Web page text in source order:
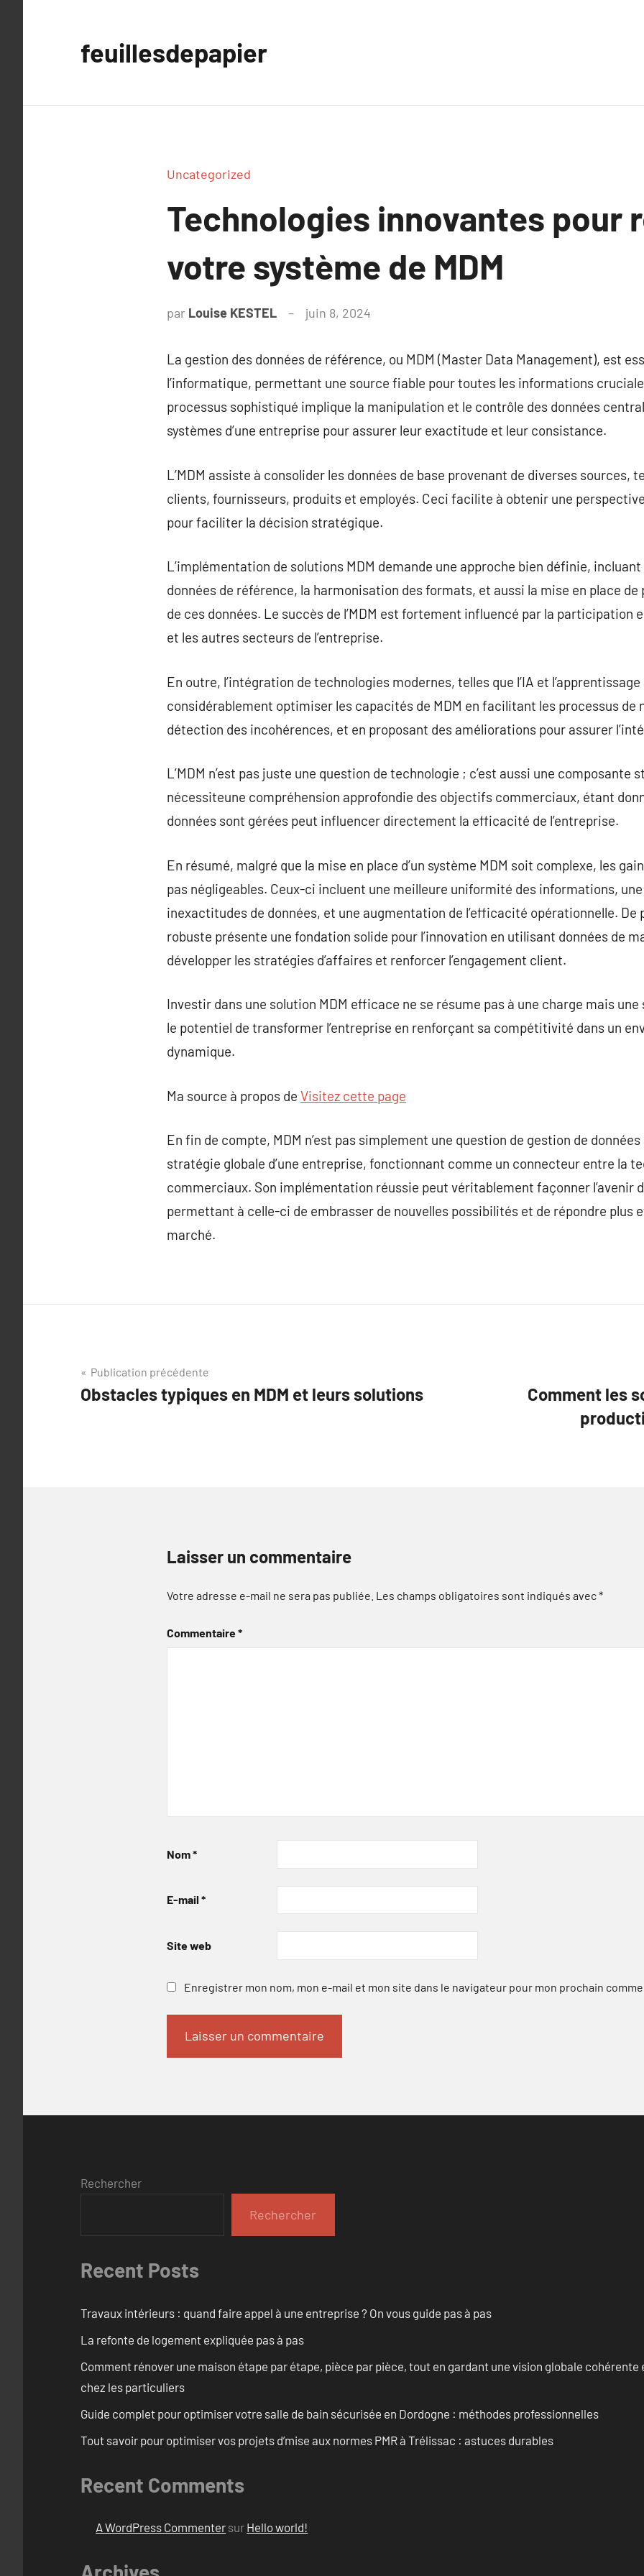
feuillesdepapier
Uncategorized
Technologies innovantes pour
votre système de MDM
par Louise KESTEL juin 8, 2024
La gestion des données de référence, ou MDM (Master Data Management), est
l’informatique, permettant une source fiable pour toutes les informations
processus sophistiqué implique la manipulation et le contrôle des données
systèmes d’une entreprise pour assurer leur exactitude et leur consistance.
L’MDM assiste à consolider les données de base provenant de diverses sources,
clients, fournisseurs, produits et employés. Ceci facilite à obtenir une
pour faciliter la décision stratégique.
L’implémentation de solutions MDM demande une approche bien définie,
données de référence, la harmonisation des formats, et aussi la mise en place
de ces données. Le succès de l’MDM est fortement influencé par la participation
et les autres secteurs de l’entreprise.
En outre, l’intégration de technologies modernes, telles que l’IA et
considérablement optimiser les capacités de MDM en facilitant les processus de
détection des incohérences, et en proposant des améliorations pour assurer
L’MDM n’est pas juste une question de technologie ; c’est aussi une composante
nécessiteune compréhension approfondie des objectifs commerciaux, étant
données sont gérées peut influencer directement la efficacité de l’entreprise.
En résumé, malgré que la mise en place d’un système MDM soit complexe, les
pas négligeables. Ceux-ci incluent une meilleure uniformité des informations,
inexactitudes de données, et une augmentation de l’efficacité opérationnelle. De
robuste présente une fondation solide pour l’innovation en utilisant données de
développer les stratégies d’affaires et renforcer l’engagement client.
Investir dans une solution MDM efficace ne se résume pas à une charge mais
le potentiel de transformer l’entreprise en renforçant sa compétitivité dans un
dynamique.
Ma source à propos de Visitez cette page
En fin de compte, MDM n’est pas simplement une question de gestion de
stratégie globale d’une entreprise, fonctionnant comme un connecteur entre la
commerciaux. Son implémentation réussie peut véritablement façonner l’avenir
permettant à celle-ci de embrasser de nouvelles possibilités et de répondre plus
marché.
Navigation
de
Publication précédente
Obstacles typiques en MDM et leurs solutions
Comment les
Laisser un commentaire
Votre adresse e-mail ne sera pas publiée. Les champs obligatoires sont indiqués avec*
Commentaire*
Nom*
E-mail *
Site web
Enregistrer mon nom, mon e-mail et mon site dans le navigateur pour mon prochain
Rechercher
Rechercher
Recent Posts
Travaux intérieurs : quand faire appel à une entreprise ? On vous guide pas à pas
La refonte de logement expliquée pas à pas
Comment rénover une maison étape par étape, pièce par pièce, tout en gardant une vision globale
chez les particuliers
Guide complet pour optimiser votre salle de bain sécurisée en Dordogne : méthodes professionnelles
Tout savoir pour optimiser vos projets d’mise aux normes PMR à Trélissac : astuces durables
Recent Comments
A WordPress Commenter sur Hello world!